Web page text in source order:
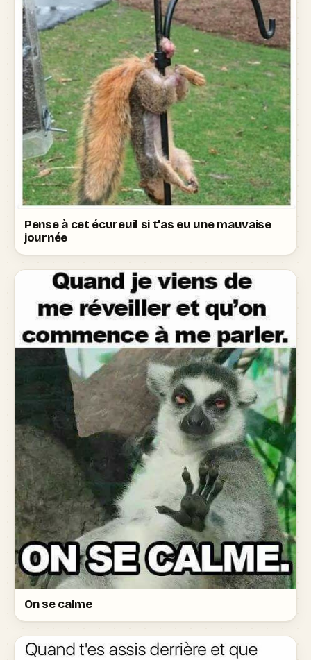
Pense à cet écureuil si t'as eu une mauvaise
journée
On se calme